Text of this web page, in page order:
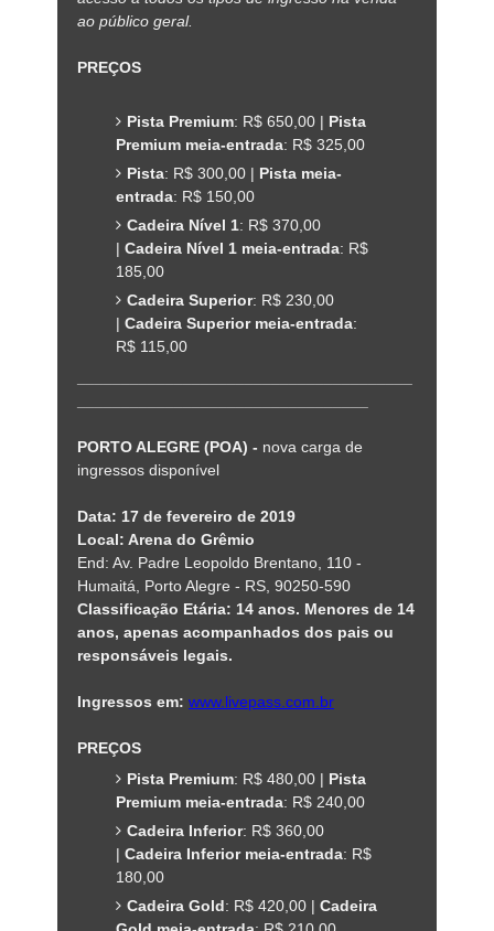
ao público geral.
PREÇOS
Pista Premium: R$ 650,00 | Pista
Premium meia-entrada: R$ 325,00
Pista: R$ 300,00 | Pista meia-
entrada: R$ 150,00
Cadeira Nível 1: R$ 370,00
| Cadeira Nível 1 meia-entrada: R$
185,00
Cadeira Superior: R$ 230,00
| Cadeira Superior meia-entrada:
R$ 115,00
PORTO ALEGRE (POA) - nova carga de
ingressos disponível
Data: 17 de fevereiro de 2019
Local: Arena do Grêmio
End: Av. Padre Leopoldo Brentano, 110 -
Humaitá, Porto Alegre - RS, 90250-590
Classificação Etária: 14 anos. Menores de 14
anos, apenas acompanhados dos pais ou
responsáveis legais.
Ingressos em: www.livepass.com.br
PREÇOS
Pista Premium: R$ 480,00 | Pista
Premium meia-entrada: R$ 240,00
Cadeira Inferior: R$ 360,00
| Cadeira Inferior meia-entrada: R$
180,00
Cadeira Gold: R$ 420,00 | Cadeira